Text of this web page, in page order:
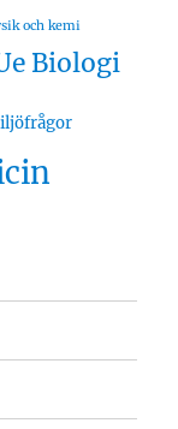
och kemi
Biologi